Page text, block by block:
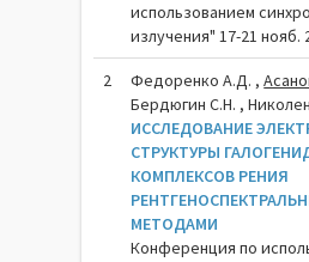
использованием
излучения" 17-21 нояб.
2 Федоренко А.Д. ,
Бердюгин С.Н. ,
ИССЛЕДОВАНИЕ
СТРУКТУРЫ
КОМПЛЕКСОВ РЕНИЯ
МЕТОДАМИ
Конференция по